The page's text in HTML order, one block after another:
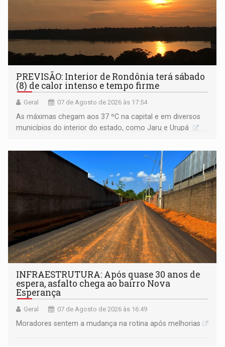
PREVISÃO: Interior de Rondônia terá sábado
(8) de calor intenso e tempo firme
Geral 07 de Agosto de 2026 às 17:54
As máximas chegam aos 37 ºC na capital e em diversos
municípios do interior do estado, como Jaru e Urupá
INFRAESTRUTURA: Após quase 30 anos de
espera, asfalto chega ao bairro Nova
Esperança
Geral 07 de Agosto de 2026 às 16:49
Moradores sentem a mudança na rotina após melhorias